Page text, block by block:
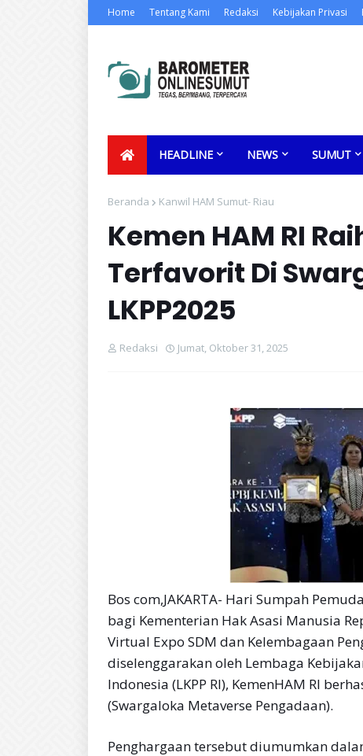
Home Tentang Kami Redaksi Kebijakan Privasi
HEADLINE NEWS SUMUT
Beranda Kanwil HAM Sumut- Riau
Kemen HAM RI
Terfavorit Di
LKPP2025
Redaksi Jumat, Oktober 31, 2025
Bos com,JAKARTA- Hari Sumpah
bagi Kementerian Hak Asasi Manusia
Virtual Expo SDM dan Kelembagaan
diselenggarakan oleh Lembaga
Indonesia (LKPP RI), KemenHAM RI
(Swargaloka Metaverse Pengadaan).
Penghargaan tersebut diumumkan